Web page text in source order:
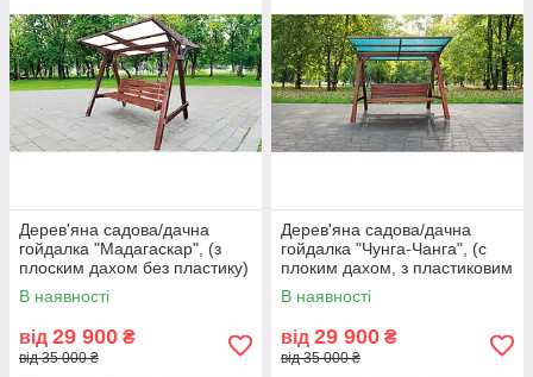
Дерев'яна садова/дачна
гойдалка "Мадагаскар", (з
плоским дахом без пластику)
В наявності
від 29 900 ₴
від 35 000 ₴
Дерев'яна садова/дачна
гойдалка "Чунга-Чанга", (с
плоким дахом, з пластиковим
шифером) - колір полісандр
В наявності
від 29 900 ₴
від 35 000 ₴